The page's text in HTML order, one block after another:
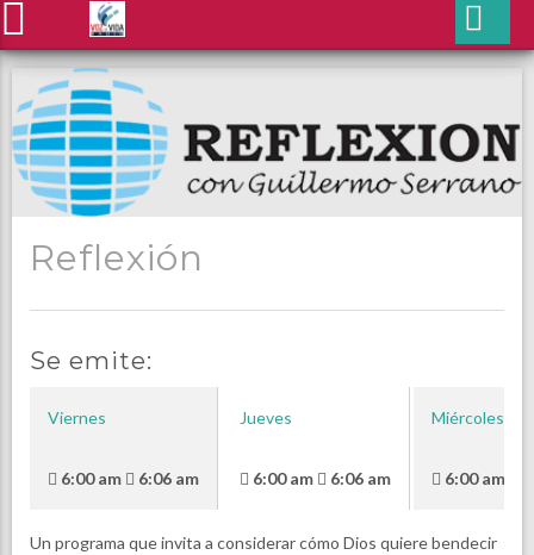
Reflexión
Se emite:
Viernes
6:00 am 6:06 am
Jueves
6:00 am 6:06 am
Miércoles
6:00 am
Un programa que invita a considerar cómo Dios quiere bendecir